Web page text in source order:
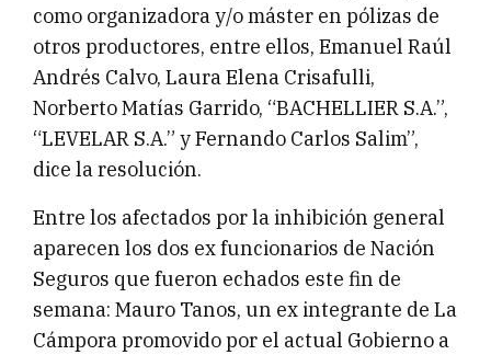
como organizadora y/o máster en pólizas de
otros productores, entre ellos, Emanuel Raúl
Andrés Calvo, Laura Elena Crisafulli,
Norberto Matías Garrido, “BACHELLIER S.A.”,
“LEVELAR S.A.” y Fernando Carlos Salim”,
dice la resolución.
Entre los afectados por la inhibición general
aparecen los dos ex funcionarios de Nación
Seguros que fueron echados este fin de
semana: Mauro Tanos, un ex integrante de La
Cámpora promovido por el actual Gobierno a